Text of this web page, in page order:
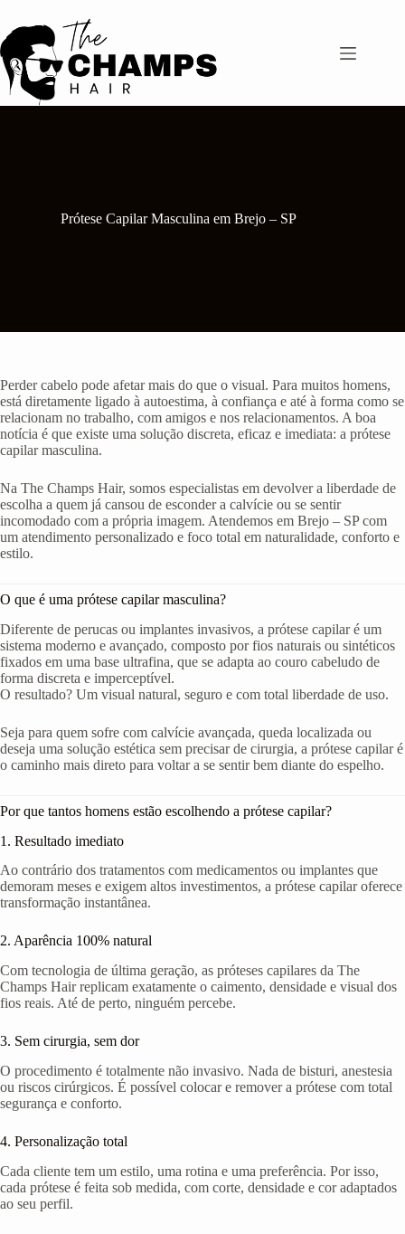
para
o
conteúdo
Prótese Capilar Masculina em Brejo – SP
Perder cabelo pode afetar mais do que o visual. Para muitos homens,
está diretamente ligado à autoestima, à confiança e até à forma como se
relacionam no trabalho, com amigos e nos relacionamentos. A boa
notícia é que existe uma solução discreta, eficaz e imediata: a prótese
capilar masculina.
Na The Champs Hair, somos especialistas em devolver a liberdade de
escolha a quem já cansou de esconder a calvície ou se sentir
incomodado com a própria imagem. Atendemos em Brejo – SP com
um atendimento personalizado e foco total em naturalidade, conforto e
estilo.
O que é uma prótese capilar masculina?
Diferente de perucas ou implantes invasivos, a prótese capilar é um
sistema moderno e avançado, composto por fios naturais ou sintéticos
fixados em uma base ultrafina, que se adapta ao couro cabeludo de
forma discreta e imperceptível.
O resultado? Um visual natural, seguro e com total liberdade de uso.
Seja para quem sofre com calvície avançada, queda localizada ou
deseja uma solução estética sem precisar de cirurgia, a prótese capilar é
o caminho mais direto para voltar a se sentir bem diante do espelho.
Por que tantos homens estão escolhendo a prótese capilar?
1. Resultado imediato
Ao contrário dos tratamentos com medicamentos ou implantes que
demoram meses e exigem altos investimentos, a prótese capilar oferece
transformação instantânea.
2. Aparência 100% natural
Com tecnologia de última geração, as próteses capilares da The
Champs Hair replicam exatamente o caimento, densidade e visual dos
fios reais. Até de perto, ninguém percebe.
3. Sem cirurgia, sem dor
O procedimento é totalmente não invasivo. Nada de bisturi, anestesia
ou riscos cirúrgicos. É possível colocar e remover a prótese com total
segurança e conforto.
4. Personalização total
Cada cliente tem um estilo, uma rotina e uma preferência. Por isso,
cada prótese é feita sob medida, com corte, densidade e cor adaptados
ao seu perfil.